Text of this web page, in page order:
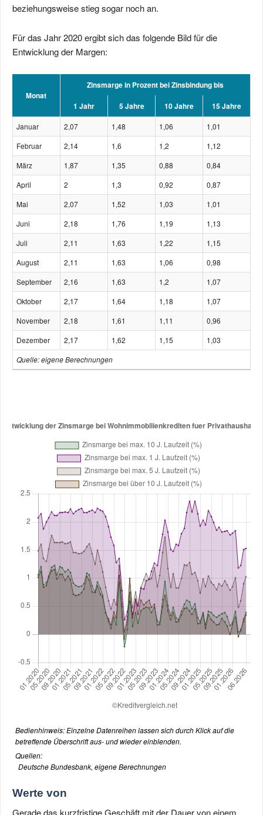
beziehungsweise stieg sogar noch an.
Für das Jahr 2020 ergibt sich das folgende Bild für die
Entwicklung der Margen:
Monat
Zinsmarge in Prozent bei Zinsbindung bis
1 Jahr
5 Jahre 10 Jahre 15 Jahre
Januar 2,07 1,48 1,06
1,01
Februar
2,14 1,6 1,2
1,12
März
1,87 1,35 0,88
0,84
April
2 1,3 0,92
0,87
Mai
2,07 1,52 1,03
1,01
Juni
2,18 1,76 1,19
1,13
Juli
2,11 1,63 1,22
1,15
August
2,11 1,63 1,06
0,98
September
2,16 1,63 1,2
1,07
Oktober
2,17 1,64 1,18
1,07
November
2,18 1,61 1,11
0,96
Dezember
2,17 1,62 1,15
1,03
Quelle: eigene Berechnungen
Bedienhinweis: Einzelne Datenreihen lassen sich durch Klick auf die
betreffende Überschrift aus- und wieder einblenden.
Quellen:
Deutsche Bundesbank, eigene Berechnungen
Werte von
Gerade das kurzfristige Geschäft mit der Dauer von einem